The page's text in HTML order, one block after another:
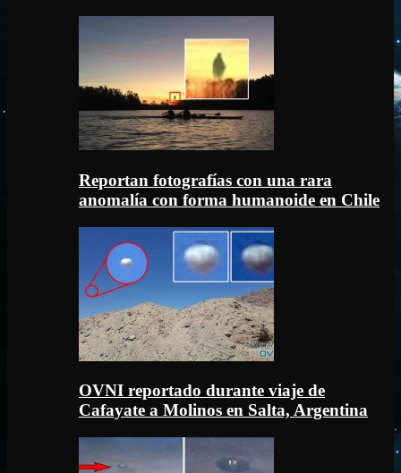
Reportan fotografías con una rara
anomalía con forma humanoide en Chile
OVNI reportado durante viaje de
Cafayate a Molinos en Salta, Argentina